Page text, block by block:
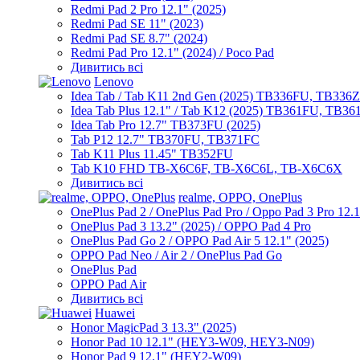
Redmi Pad 2 Pro 12.1" (2025)
Redmi Pad SE 11" (2023)
Redmi Pad SE 8.7" (2024)
Redmi Pad Pro 12.1" (2024) / Poco Pad
Дивитись всі
Lenovo
Idea Tab / Tab K11 2nd Gen (2025) TB336FU,
Idea Tab Plus 12.1" / Tab K12 (2025) TB361FU,
Idea Tab Pro 12.7" TB373FU (2025)
Tab P12 12.7" TB370FU, TB371FC
Tab K11 Plus 11.45" TB352FU
Tab K10 FHD TB-X6C6F, TB-X6C6L, TB-X6C6X
Дивитись всі
realme, OPPO, OnePlus
OnePlus Pad 2 / OnePlus Pad Pro / Oppo Pad 3 Pro
OnePlus Pad 3 13.2" (2025) / OPPO Pad 4 Pro
OnePlus Pad Go 2 / OPPO Pad Air 5 12.1" (2025)
OPPO Pad Neo / Air 2 / OnePlus Pad Go
OnePlus Pad
OPPO Pad Air
Дивитись всі
Huawei
Honor MagicPad 3 13.3" (2025)
Honor Pad 10 12.1" (HEY3-W09, HEY3-N09)
Honor Pad 9 12.1" (HEY2-W09)